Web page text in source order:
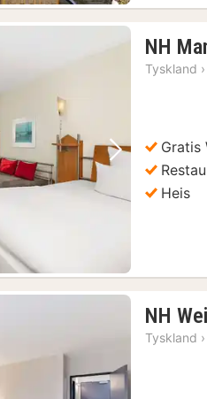
Neste bilde
NH
Tyskland ›
Gratis
Heis
NH
Tyskland ›